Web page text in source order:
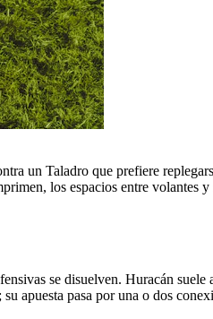
un Taladro que prefiere
los espacios entre volantes
se disuelven. Huracán
apuesta pasa por una o dos